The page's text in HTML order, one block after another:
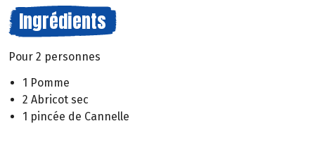
Ingrédients
Pour 2 personnes
1 Pomme
2 Abricot sec
1 pincée de Cannelle